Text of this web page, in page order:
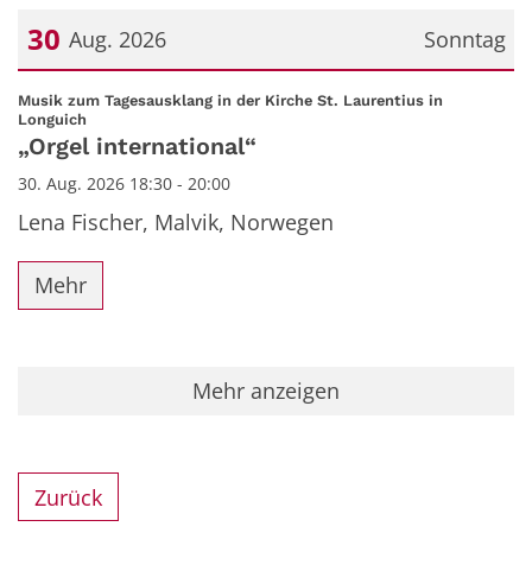
Sonntag
30 Aug. 2026
Datum: 30. August 2026
Musik zum Tagesausklang in der Kirche St. Laurentius in
Longuich
„Orgel international“
30. Aug. 2026 18:30 - 20:00
Lena Fischer, Malvik, Norwegen
Mehr
Mehr anzeigen
Zurück